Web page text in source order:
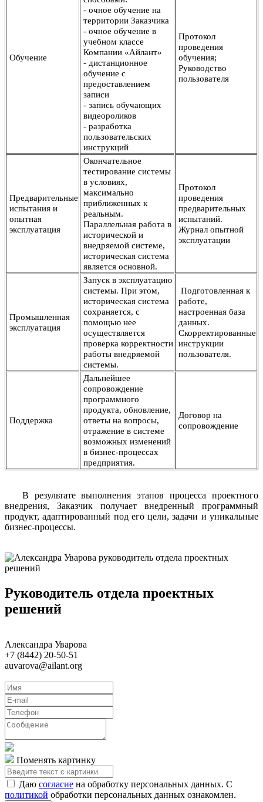
Обучение
- очное обучение на
территории Заказчика
- очное обучение в
учебном классе
Компании «Айлант»
- дистанционное
обучение с
предоставлением
записи
- запись обучающих
видеороликов
- разработка
пользовательских
инструкций
Протокол
проведения
обучения;
Руководство
пользователя
Предварительные
испытания и
опытная
эксплуатация
Окончательное
тестирование системы
в условиях,
максимально
приближенных к
реальным.
Параллельная работа в
исторической и
внедряемой системе,
историческая система
является основной.
Протокол
проведения
предварительных
испытаний.
Журнал опытной
эксплуатации
Промышленная
эксплуатация
Запуск в эксплуатацию
системы. При этом,
историческая система
сохраняется, с
помощью нее
осуществляется
проверка корректности
работы внедряемой
системы.
Подготовленная к
работе,
настроенная база
данных.
Скорректированные
инструкции
пользователя.
Поддержка
Дальнейшее
сопровождение
программного
продукта, обновление,
ответы на вопросы,
отражение в системе
возможных изменений
в бизнес-процессах
предприятия.
Договор на
сопровождение
В результате выполнения этапов процесса проектного
внедрения, Заказчик получает внедренный программный
продукт, адаптированный под его цели, задачи и уникальные
бизнес-процессы.
Руководитель отдела проектных
решений
Александра Уварова
+7 (8442) 20-50-51
auvarova@ailant.org
Поменять картинку
Даю согласие на обработку персональных данных. С
политикой обработки персональных данных ознакомлен.